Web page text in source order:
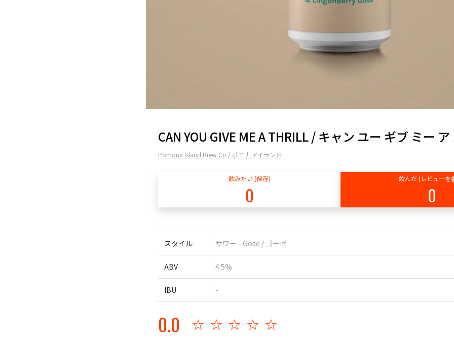
CAN YOU GIVE ME A THRILL / キャン ユー ギブ ミー
Pomona Island Brew Co / ポモナ アイランド
飲みたい (保存)
0
飲んだ (レビューを
0
スタイル サワー - Gose / ゴーゼ
ABV 4.5%
IBU -
0.0 ☆☆☆☆☆